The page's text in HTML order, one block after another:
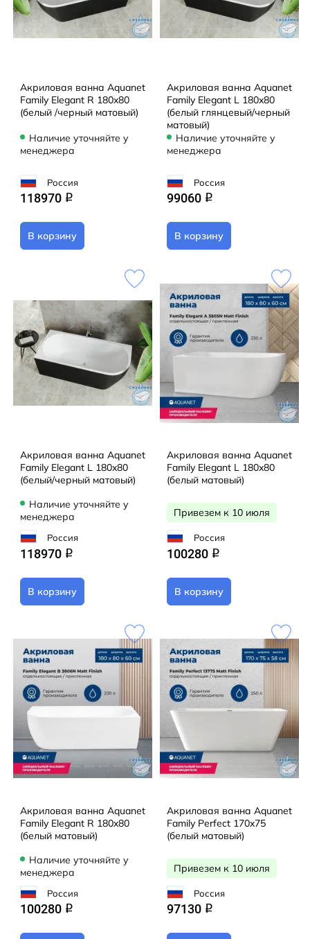
Акриловая ванна Aquanet
Family Elegant R 180x80
(белый /черный матовый)
Наличие уточняйте у
менеджера
Россия
118970 q
В корзину
Акриловая ванна Aquanet
Family Elegant L 180x80
(белый глянцевый/черный
матовый)
Наличие уточняйте у
менеджера
Россия
99060 q
В корзину
Акриловая ванна Aquanet
Family Elegant L 180x80
(белый/черный матовый)
Наличие уточняйте у
менеджера
Россия
118970 q
В корзину
Акриловая ванна Aquanet
Family Elegant L 180x80
(белый матовый)
Привезем к 10 июля
Россия
100280 q
В корзину
Акриловая ванна Aquanet
Family Elegant R 180x80
(белый матовый)
Наличие уточняйте у
менеджера
Россия
100280 q
Акриловая ванна Aquanet
Family Perfect 170x75
(белый матовый)
Привезем к 10 июля
Россия
97130 q